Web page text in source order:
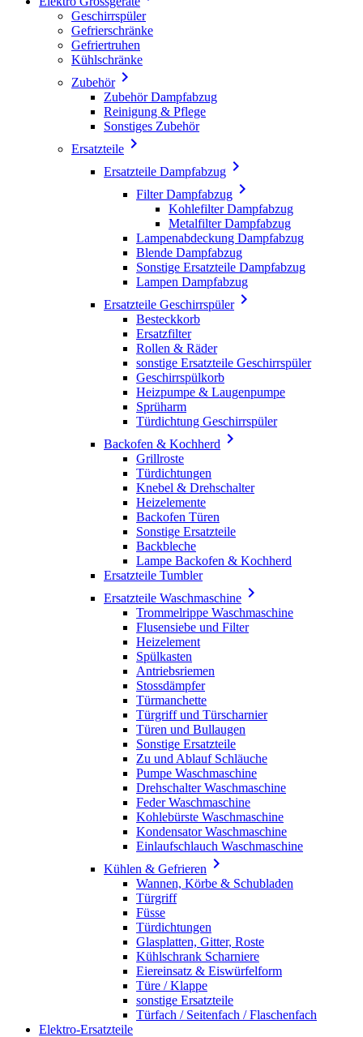
Geschirrspüler
Gefrierschränke
Gefriertruhen
Kühlschränke
Zubehör
Zubehör Dampfabzug
Reinigung & Pflege
Sonstiges Zubehör
Ersatzteile 
Ersatzteile Dampfabzug 
Filter Dampfabzug 
Kohlefilter Dampfabzug
Metalfilter Dampfabzug
Lampenabdeckung Dampfabzug
Blende Dampfabzug
Sonstige Ersatzteile Dampfabzug
Lampen Dampfabzug
Ersatzteile Geschirrspüler
Besteckkorb
Ersatzfilter
Rollen & Räder
sonstige Ersatzteile Geschirrspüler
Geschirrspülkorb
Heizpumpe & Laugenpumpe
Sprüharm
Türdichtung Geschirrspüler
Backofen & Kochherd 
Grillroste
Türdichtungen
Knebel & Drehschalter
Heizelemente
Backofen Türen
Sonstige Ersatzteile
Backbleche
Lampe Backofen & Kochherd
Ersatzteile Tumbler
Ersatzteile Waschmaschine 
Trommelrippe Waschmaschine
Flusensiebe und Filter
Heizelement
Spülkasten
Antriebsriemen
Stossdämpfer
Türmanchette
Türgriff und Türscharnier
Türen und Bullaugen
Sonstige Ersatzteile
Zu und Ablauf Schläuche
Pumpe Waschmaschine
Drehschalter Waschmaschine
Feder Waschmaschine
Kohlebürste Waschmaschine
Kondensator Waschmaschine
Einlaufschlauch Waschmaschine
Kühlen & Gefrieren 
Wannen, Körbe & Schubladen
Türgriff
Füsse
Türdichtungen
Glasplatten, Gitter, Roste
Kühlschrank Scharniere
Eiereinsatz & Eiswürfelform
Türe / Klappe
sonstige Ersatzteile
Türfach / Seitenfach / Flaschenfach
Elektro-Ersatzteile